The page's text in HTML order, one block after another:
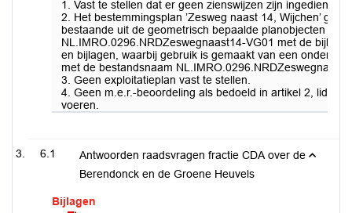
1. Vast te stellen dat er geen zienswijzen zijn ingediend.
2. Het bestemmingsplan ’Zesweg naast 14, Wijchen’
bestaande uit de geometrisch bepaalde planobjecten als
NL.IMRO.0296.NRDZeswegnaast14-VG01 met de
en bijlagen, waarbij gebruik is gemaakt van een
met de bestandsnaam
3. Geen exploitatieplan vast te stellen.
4. Geen m.e.r.-beoordeling als bedoeld in artikel 2, lid 5
voeren.
6.1
Antwoorden raadsvragen fractie CDA over de
Berendonck en de Groene Heuvels
Bijlagen